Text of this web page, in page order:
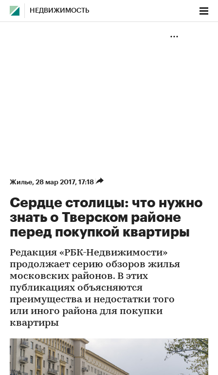
НЕДВИЖИМОСТЬ
Жилье⁠, 28 мар 2017, 17:18
Сердце столицы: что нужно
знать о Тверском районе
перед покупкой квартиры
Редакция «РБК-Недвижимости»
продолжает серию обзоров жилья
московских районов. В этих
публикациях объясняются
преимущества и недостатки того
или иного района для покупки
квартиры